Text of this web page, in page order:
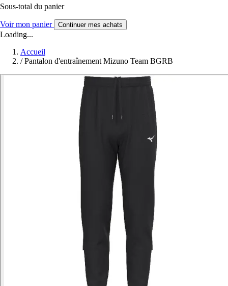
Sous-total du panier
Voir mon panier Continuer mes achats
Loading...
Accueil
/ Pantalon d'entraînement Mizuno Team BGRB